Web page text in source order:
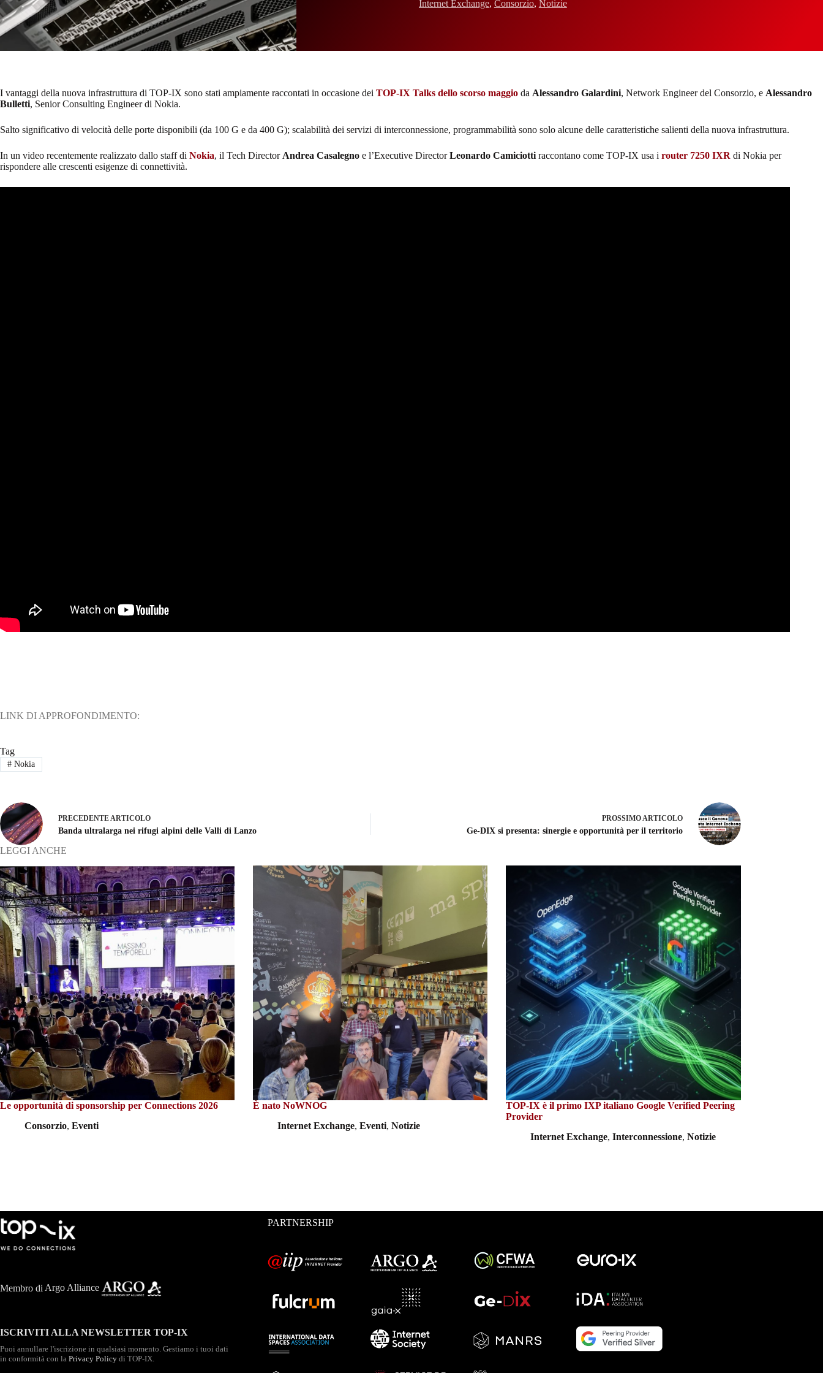
Internet Exchange, Consorzio, Notizie
I vantaggi della nuova infrastruttura di TOP-IX sono stati ampiamente raccontati in occasione dei TOP-IX Talks dello scorso maggio da Alessandro Galardini, Network Engineer del Consorzio, e Alessandro
Bulletti, Senior Consulting Engineer di Nokia.
Salto significativo di velocità delle porte disponibili (da 100 G e da 400 G); scalabilità dei servizi di interconnessione, programmabilità sono solo alcune delle caratteristiche salienti della nuova infrastruttura.
In un video recentemente realizzato dallo staff di Nokia, il Tech Director Andrea Casalegno e l’Executive DirectorLeonardo Camiciotti raccontano come TOP-IX usa i router 7250 IXR di Nokia per
rispondere alle crescenti esigenze di connettività.
LINK DI APPROFONDIMENTO:
Tag
#Nokia
PRECEDENTEARTICOLO
Banda ultralarga nei rifugi alpini delle Valli di Lanzo
PROSSIMOARTICOLO
Ge-DIX si presenta: sinergie e opportunità per il territorio
LEGGI ANCHE
Le opportunità di sponsorship per Connections 2026
Consorzio, Eventi
È nato NoWNOG
Internet Exchange,Eventi,Notizie
TOP-IX è il primo IXP italiano Google Verified Peering
Provider
Internet Exchange,Interconnessione,Notizie
Membro di Argo Alliance
ISCRIVITI ALLA NEWSLETTER TOP-IX
Puoi annullare l'iscrizione in qualsiasi momento. Gestiamo i tuoi dati
in conformità con la Privacy Policy di TOP-IX.
PARTNERSHIP